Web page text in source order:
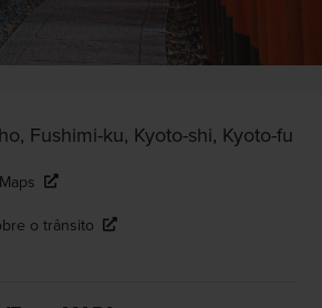
Fushimi-ku, Kyoto-shi, Kyoto-fu
o trânsito